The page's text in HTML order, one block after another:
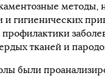
методы,
и гигиенических
профилактики
тканей и
были